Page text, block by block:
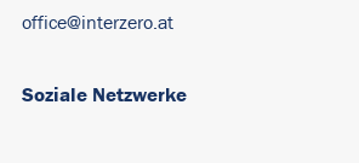
office@interzero.at
Soziale Netzwerke